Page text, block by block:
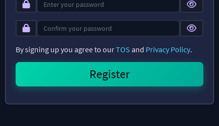
By signing up you agree to ourTOS and Privacy Policy.